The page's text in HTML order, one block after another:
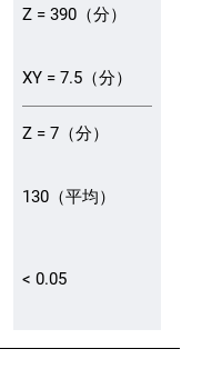
Z = 390（分）
XY = 7.5（分）
Z = 7（分）
130（平均）
< 0.05